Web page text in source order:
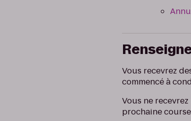
Vous recevrez
commencé à
Vous ne
prochaine